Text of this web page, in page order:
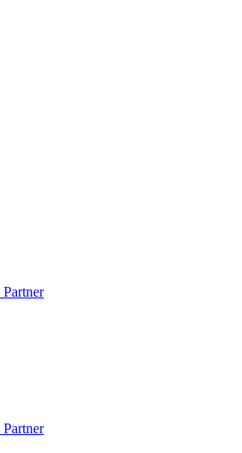
Partner
Partner